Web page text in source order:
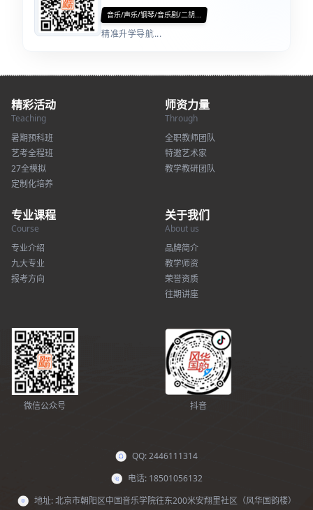
音乐/声乐/钢琴/音乐剧/二胡...
精准升学导航...
精彩活动
Teaching
暑期预科班
艺考全程班
27全模拟
定制化培养
师资力量
Through
全职教师团队
特邀艺术家
教学教研团队
专业课程
Course
专业介绍
九大专业
报考方向
关于我们
About us
品牌简介
教学师资
荣誉资质
往期讲座
微信公众号 抖音
QQ: 2446111314
电话: 18501056132
地址: 北京市朝阳区中国音乐学院往东200米安翔里社区（风华国韵楼）